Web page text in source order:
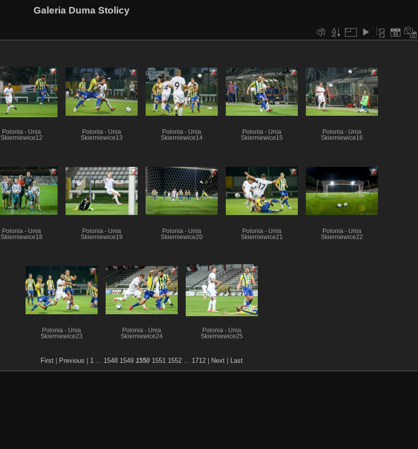
Galeria Duma Stolicy
Polonia - Unia
Skierniewice12
Polonia - Unia
Skierniewice13
Polonia - Unia
Skierniewice14
Polonia - Unia
Skierniewice15
Polonia - Unia
Skierniewice16
Polonia - Unia
Skierniewice18
Polonia - Unia
Skierniewice19
Polonia - Unia
Skierniewice20
Polonia - Unia
Skierniewice21
Polonia - Unia
Skierniewice22
Polonia - Unia
Skierniewice23
Polonia - Unia
Skierniewice24
Polonia - Unia
Skierniewice25
First Previous 1 ... 1548 1549 1550 1551 1552 ... 1712 Next Last